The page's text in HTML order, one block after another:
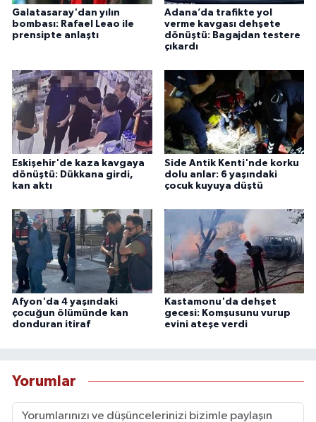
Galatasaray'dan yılın
bombası: Rafael Leao ile
prensipte anlaştı
Adana’da trafikte yol
verme kavgası dehşete
dönüştü: Bagajdan testere
çıkardı
Eskişehir'de kaza kavgaya
dönüştü: Dükkana girdi,
kan aktı
Side Antik Kenti'nde korku
dolu anlar: 6 yaşındaki
çocuk kuyuya düştü
Afyon'da 4 yaşındaki
çocuğun ölümünde kan
donduran itiraf
Kastamonu'da dehşet
gecesi: Komşusunu vurup
evini ateşe verdi
Yorumlar